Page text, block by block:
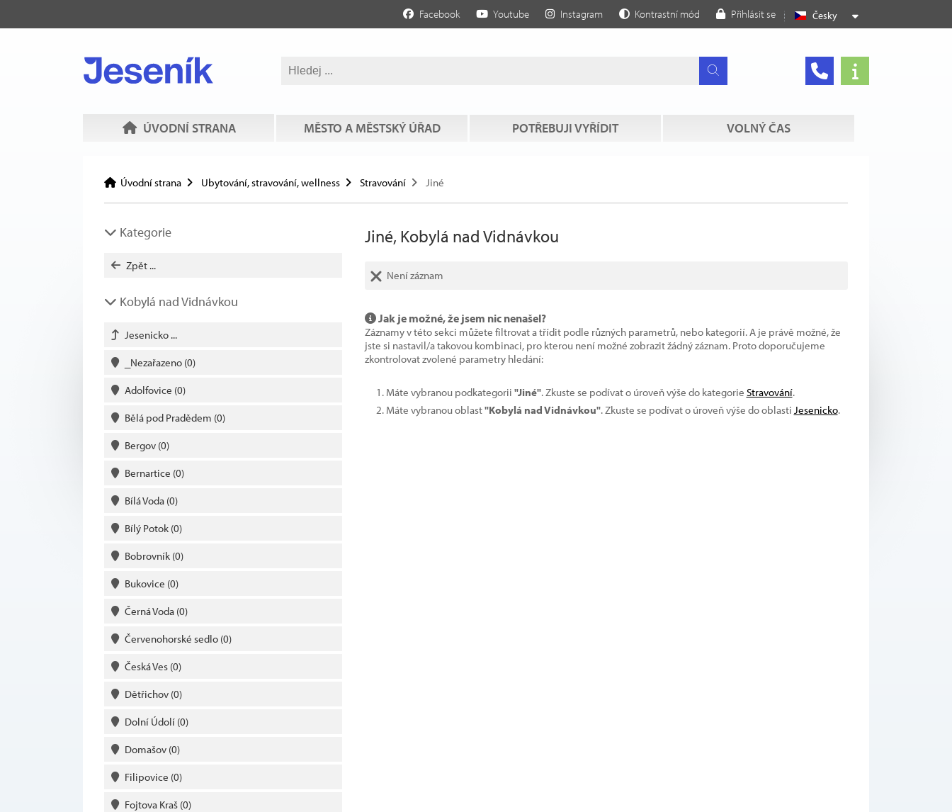
Česky
Facebook Youtube Instagram Kontrastní mód Přihlásit se
ÚVODNÍ STRANA MĚSTO A MĚSTSKÝ ÚŘAD POTŘEBUJI VYŘÍDIT VOLNÝ ČAS
Úvodní strana Ubytování, stravování, wellness Stravování Jiné
Kategorie
Zpět ...
Kobylá nad Vidnávkou
Jesenicko ...
_Nezařazeno (0)
Adolfovice (0)
Bělá pod Pradědem (0)
Bergov (0)
Bernartice (0)
Bílá Voda (0)
Bílý Potok (0)
Bobrovník (0)
Bukovice (0)
Černá Voda (0)
Červenohorské sedlo (0)
Česká Ves (0)
Dětřichov (0)
Dolní Údolí (0)
Domašov (0)
Filipovice (0)
Fojtova Kraš (0)
Jiné, Kobylá nad Vidnávkou
Není záznam
Jak je možné, že jsem nic nenašel?
Záznamy v této sekci můžete filtrovat a třídit podle různých parametrů, nebo kategorií. A je právě možné, že
jste si nastavil/a takovou kombinaci, pro kterou není možné zobrazit žádný záznam. Proto doporučujeme
zkontrolovat zvolené parametry hledání:
Máte vybranou podkategorii "Jiné". Zkuste se podívat o úroveň výše do kategorie Stravování.
Máte vybranou oblast"Kobylá nad Vidnávkou". Zkuste se podívat o úroveň výše do oblasti Jesenicko.